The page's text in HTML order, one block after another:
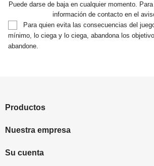
Puede darse de baja en cualquier momento.
información de contacto en el
Para quien evita las consecuencias del
mínimo, lo ciega y lo ciega, abandona los
abandone.
Productos
Nuestra empresa
Su cuenta